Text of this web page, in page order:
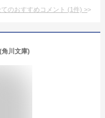
てのおすすめコメント (1件) >
角川文庫)